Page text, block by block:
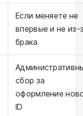
Если меняете не
впервые и не из-
брака
сбор за
оформление
ID